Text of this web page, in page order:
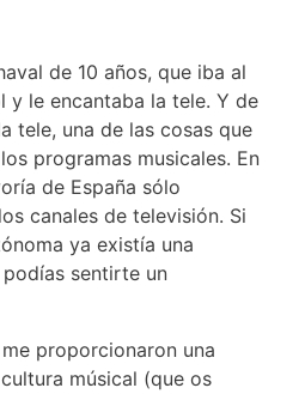
de 10 años, que iba al
y le encantaba la tele. Y de
tele, una de las cosas que
programas musicales. En
de España sólo
canales de televisión. Si
ya existía una
sentirte un
proporcionaron una
músical (que os